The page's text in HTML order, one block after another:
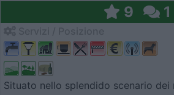
9 1
Situato nello splendido scenario dei